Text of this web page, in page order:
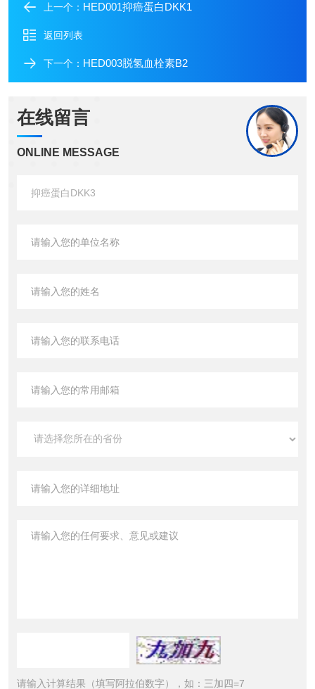
上一个： HED001抑癌蛋白DKK1
返回列表
下一个： HED003脱氢血栓素B2
在线留言
ONLINE MESSAGE
请输入计算结果（填写阿拉伯数字），如：三加四=7